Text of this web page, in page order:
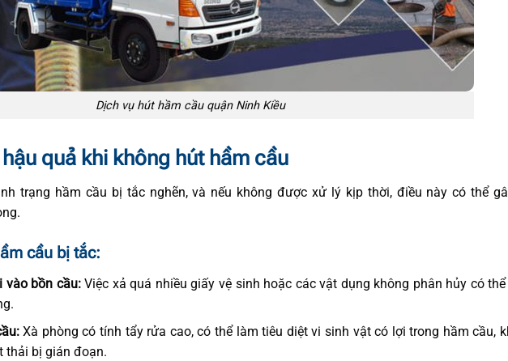
Dịch vụ hút hầm cầu quận Ninh Kiều
quả khi không hút hầm cầu
trạng hầm cầu bị tắc nghẽn, và nếu không được xử lý kịp thời, điều này có thể
cầu bị tắc:
vào bồn cầu:Việc xả quá nhiều giấy vệ sinh hoặc các vật dụng không phân hủy có
Xà phòng có tính tẩy rửa cao, có thể làm tiêu diệt vi sinh vật có lợi trong hầm cầu,
thải bị gián đoạn.